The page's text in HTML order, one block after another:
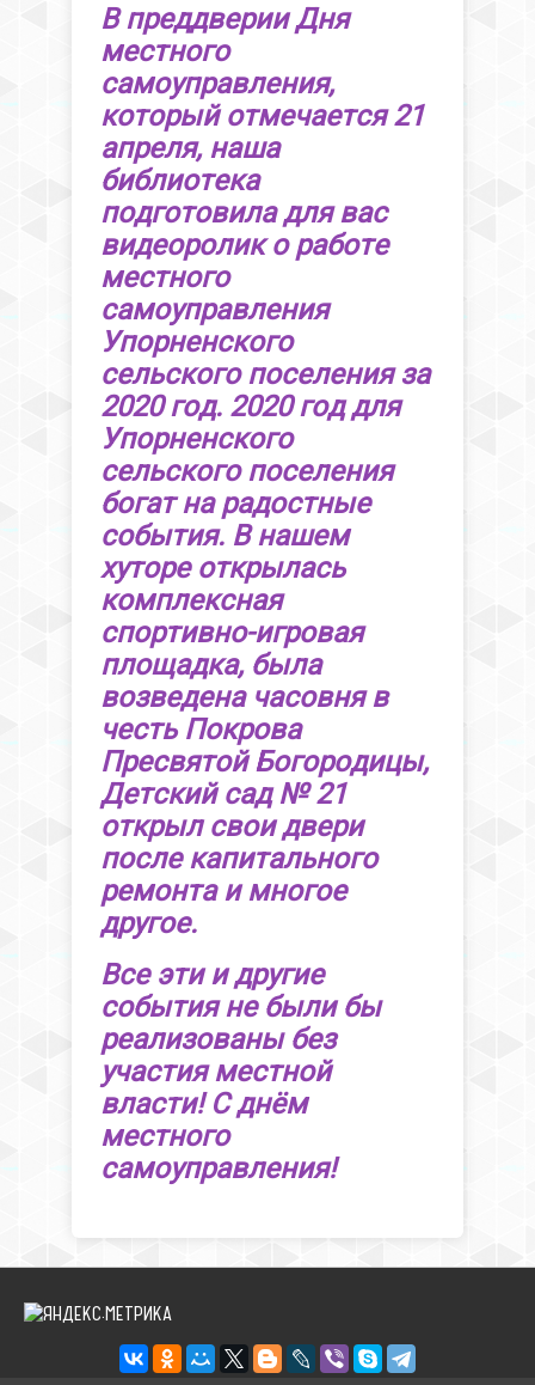
В преддверии Дня
местного
самоуправления,
который отмечается 21
апреля, наша
библиотека
подготовила для вас
видеоролик о работе
местного
самоуправления
Упорненского
сельского поселения за
2020 год. 2020 год для
Упорненского
сельского поселения
богат на радостные
события. В нашем
хуторе открылась
комплексная
спортивно-игровая
площадка, была
возведена часовня в
честь Покрова
Пресвятой Богородицы,
Детский сад № 21
открыл свои двери
после капитального
ремонта и многое
другое.
Все эти и другие
события не были бы
реализованы без
участия местной
власти! С днём
местного
самоуправления!